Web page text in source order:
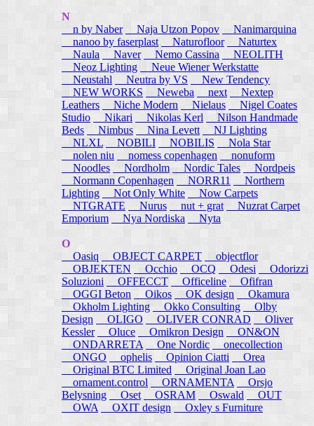
N
n by Naber
Naja Utzon Popov
Nanimarquina
nanoo by faserplast
Naturofloor
Naturtex
Naula
Naver Nemo Cassina
NEOLITH
Neoz Lighting
Neue Wiener Werkstatte
Neustahl
Neutra by VS
New Tendency
NEW WORKS
Neweba next
Nextep
Leathers
Niche Modern Nielaus
Nigel Coates
Studio
Nikari Nikolas Kerl
Nilson Handmade
Beds
Nimbus Nina Levett
NJ Lighting
NLXL
NOBILI NOBILIS
Nola Star
nolen niu
nomess copenhagen
nonuform
Noodles
Nordholm Nordic Tales
Nordpeis
Normann Copenhagen
NORR11
Northern
Lighting
Not Only White
Now Carpets
NTGRATE
Nurus nut + grat
Nuzrat Carpet
Emporium
Nya Nordiska Nyta
O
Oasiq
OBJECT CARPET
objectflor
OBJEKTEN
Occhio OCQ Odesi
Odorizzi
Soluzioni
OFFECCT Officeline
Ofifran
OGGI Beton
Oikos OK design
Okamura
Okholm Lighting
Okko Consulting
Olby
Design
OLIGO OLIVER CONRAD
Oliver
Kessler
Oluce Omikron Design
ON&ON
ONDARRETA
One Nordic
onecollection
ONGO
ophelis Opinion Ciatti
Orea
Original BTC Limited
Original Joan Lao
ornament.control
ORNAMENTA
Orsjo
Belysning
Oset OSRAM Oswald
OUT
OWA
OXIT design Oxley s Furniture